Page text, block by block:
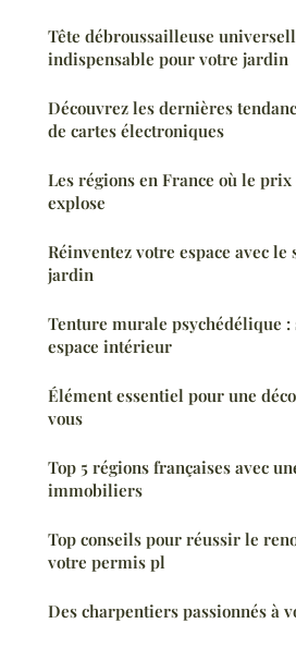
Tête débroussailleuse
indispensable pour votre jardin
Découvrez les dernières
de cartes électroniques
Les régions en France où le
explose
Réinventez votre espace avec le
jardin
Tenture murale psychédélique
espace intérieur
Élément essentiel pour une
vous
Top 5 régions françaises avec
immobiliers
Top conseils pour réussir le
votre permis pl
Des charpentiers passionnés à